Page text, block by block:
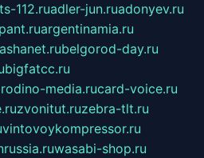
112.ruadler-jun.ruadonyev.ru
argentinamia.ru
ashanet.rubelgorod-day.ru
bigfatcc.ru
media.rucard-voice.ru
zvonitut.ruzebra-tlt.ru
vintovoykompressor.ru
wasabi-shop.ru